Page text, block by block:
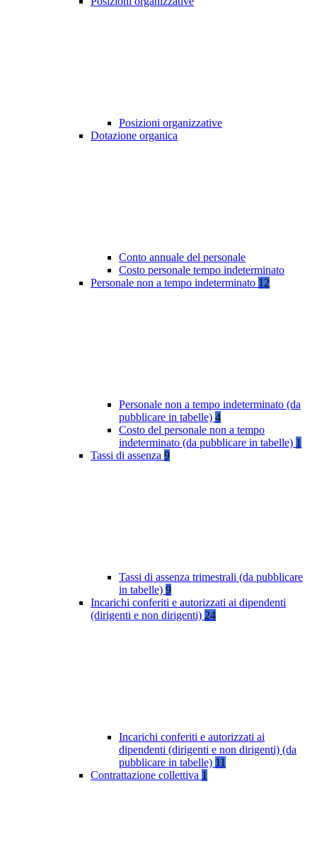
Posizioni organizzative
Dotazione organica
Conto annuale del personale
Costo personale tempo indeterminato
Personale non a tempo indeterminato 12
Personale non a tempo indeterminato (da
pubblicare in tabelle) 4
Costo del personale non a tempo
indeterminato (da pubblicare in tabelle) 1
Tassi di assenza 9
Tassi di assenza trimestrali (da pubblicare
in tabelle) 9
Incarichi conferiti e autorizzati ai dipendenti
(dirigenti e non dirigenti) 24
Incarichi conferiti e autorizzati ai
dipendenti (dirigenti e non dirigenti) (da
pubblicare in tabelle) 11
Contrattazione collettiva 1